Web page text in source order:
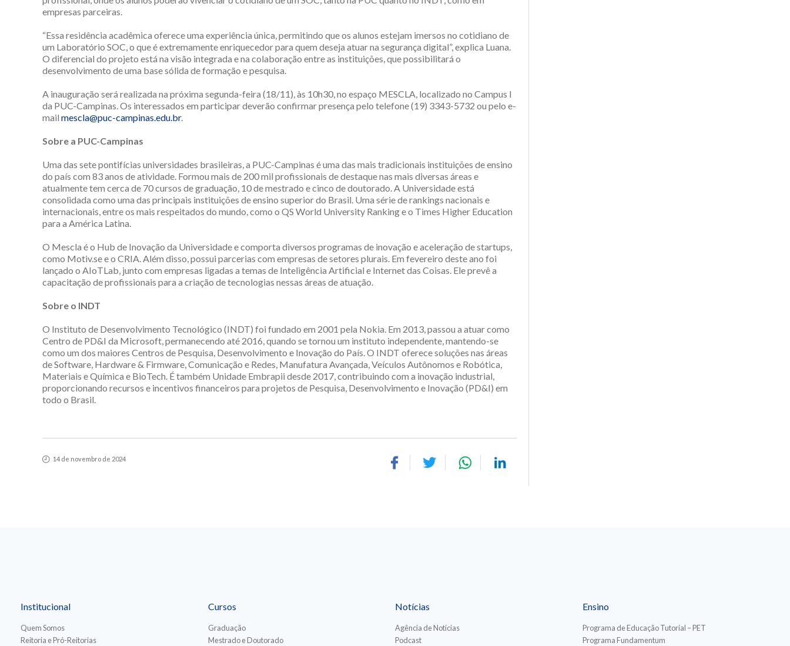
empresas parceiras.
“Essa residência acadêmica oferece uma experiência única, permitindo que os alunos estejam imersos no cotidiano de
um Laboratório SOC, o que é extremamente enriquecedor para quem deseja atuar na segurança digital”, explica Luana.
O diferencial do projeto está na visão integrada e na colaboração entre as instituições, que possibilitará o
desenvolvimento de uma base sólida de formação e pesquisa.
A inauguração será realizada na próxima segunda-feira (18/11), às 10h30, no espaço MESCLA, localizado no Campus I
da PUC-Campinas. Os interessados em participar deverão confirmar presença pelo telefone (19) 3343-5732 ou pelo e-
mail mescla@puc-campinas.edu.br.
Sobre a PUC-Campinas
Uma das sete pontifícias universidades brasileiras, a PUC-Campinas é uma das mais tradicionais instituições de ensino
do país com 83 anos de atividade. Formou mais de 200 mil profissionais de destaque nas mais diversas áreas e
atualmente tem cerca de 70 cursos de graduação, 10 de mestrado e cinco de doutorado. A Universidade está
consolidada como uma das principais instituições de ensino superior do Brasil. Uma série de rankings nacionais e
internacionais, entre os mais respeitados do mundo, como o QS World University Ranking e o Times Higher Education
para a América Latina.
O Mescla é o Hub de Inovação da Universidade e comporta diversos programas de inovação e aceleração de startups,
como Motiv.se e o CRIA. Além disso, possui parcerias com empresas de setores plurais. Em fevereiro deste ano foi
lançado o AIoTLab, junto com empresas ligadas a temas de Inteligência Artificial e Internet das Coisas. Ele prevê a
capacitação de profissionais para a criação de tecnologias nessas áreas de atuação.
Sobre o INDT
O Instituto de Desenvolvimento Tecnológico (INDT) foi fundado em 2001 pela Nokia. Em 2013, passou a atuar como
Centro de PD&I da Microsoft, permanecendo até 2016, quando se tornou um instituto independente, mantendo-se
como um dos maiores Centros de Pesquisa, Desenvolvimento e Inovação do País. O INDT oferece soluções nas áreas
de Software, Hardware & Firmware, Comunicação e Redes, Manufatura Avançada, Veículos Autônomos e Robótica,
Materiais e Química e BioTech. É também Unidade Embrapii desde 2017, contribuindo com a inovação industrial,
proporcionando recursos e incentivos financeiros para projetos de Pesquisa, Desenvolvimento e Inovação (PD&I) em
todo o Brasil.
14 de novembro de 2024
Institucional
Quem Somos
Reitoria e Pró-Reitorias
Cursos
Graduação
Mestrado e Doutorado
Notícias
Agência de Notícias
Podcast
Ensino
Programa de Educação Tutorial – PET
Programa Fundamentum